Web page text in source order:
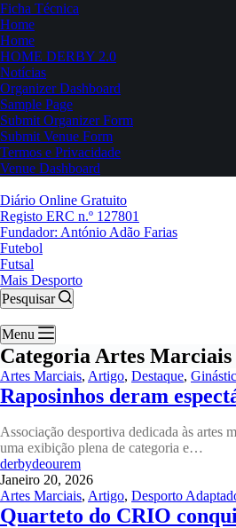
Ficha Técnica
Home
Home
HOME DERBY 2.0
Notícias
Organizer Dashboard
Sample Page
Submit Organizer Form
Submit Venue Form
Termos e Privacidade
Venue Dashboard
Diário Online Gratuito
Registo ERC n.º 127801
Fundador: António Adão Farias
Futebol
Futsal
Mais Desporto
Pesquisar
Menu
Categoria Artes Marciais
Artes Marciais, Artigo, Destaque,
Raposinhos deram
Associação desportiva dedicada às artes
uma exibição plena de categoria e…
derbydeourem
Janeiro 20, 2026
Artes Marciais, Artigo, Desporto
Quarteto do CRIO